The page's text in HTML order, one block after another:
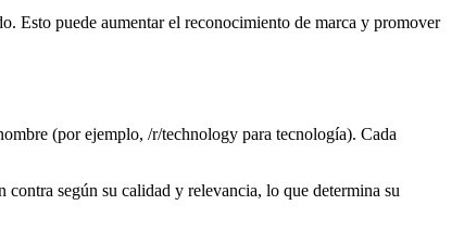
Esto puede aumentar el reconocimiento de marca y promover
(por ejemplo, /r/technology para tecnología). Cada
según su calidad y relevancia, lo que determina su